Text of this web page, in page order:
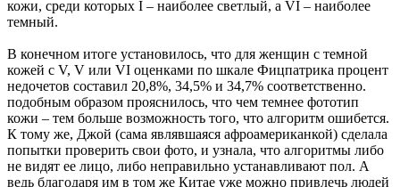
кожи, среди которых I – наиболее светлый, а VI – наиболее
темный.
В конечном итоге установилось, что для женщин с темной
кожей с V, V или VI оценками по шкале Фицпатрика процент
недочетов составил 20,8%, 34,5% и 34,7% соответственно.
подобным образом прояснилось, что чем темнее фототип
кожи – тем больше возможность того, что алгоритм ошибется.
К тому же, Джой (сама являвшаяся афроамериканкой) сделала
попытки проверить свои фото, и узнала, что алгоритмы либо
не видят ее лицо, либо неправильно устанавливают пол. А
ведь благодаря им в том же Китае уже можно привлечь людей